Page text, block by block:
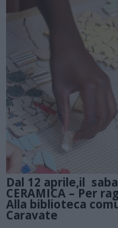
Dal 12 aprile,il
CERAMICA – Per
Alla biblioteca
Caravate